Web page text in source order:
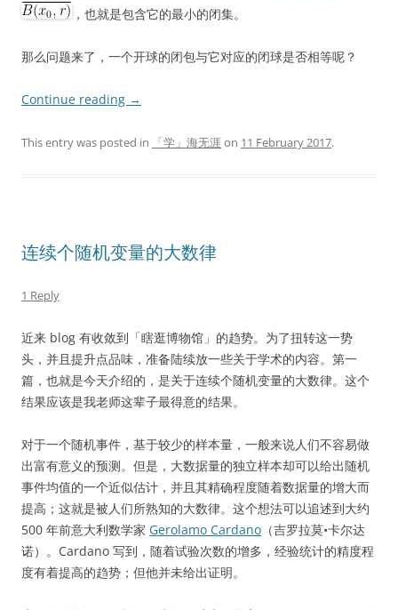
，也就是包含它的最小的闭集。
那么问题来了，一个开球的闭包与它对应的闭球是否相等呢？
Continue reading →
This entry was posted in 「学」海无涯on 11 February 2017.
连续个随机变量的大数律
1 Reply
近来 blog 有收敛到「瞎逛博物馆」的趋势。为了扭转这一势
头，并且提升点品味，准备陆续放一些关于学术的内容。第一
篇，也就是今天介绍的，是关于连续个随机变量的大数律。这个
结果应该是我老师这辈子最得意的结果。
对于一个随机事件，基于较少的样本量，一般来说人们不容易做
出富有意义的预测。但是，大数据量的独立样本却可以给出随机
事件均值的一个近似估计，并且其精确程度随着数据量的增大而
提高；这就是被人们所熟知的大数律。这个想法可以追述到大约
500 年前意大利数学家 Gerolamo Cardano （吉罗拉莫•卡尔达
诺）。Cardano 写到，随着试验次数的增多，经验统计的精度程
度有着提高的趋势；但他并未给出证明。